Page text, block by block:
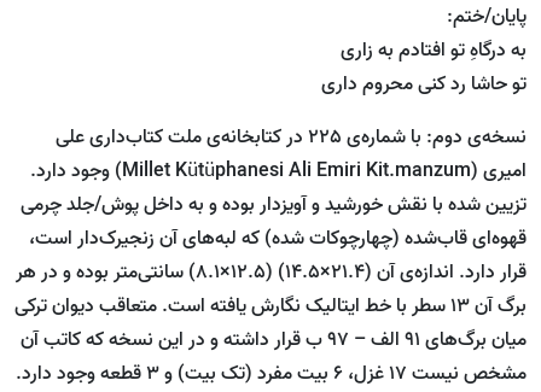
پایان/ختم:
به درگاهِ تو افتادم به زاری
تو حاشا رد کنی محروم داری
نسخه‌ی دوم: با شماره‌ی 225 در کتابخانه‌ی ملت کتاب‌داری علی
امیری (Millet Kütüphanesi Ali Emiri Kit.manzum) وجود دارد.
تزیین شده با نقش خورشید و آویزدار بوده و به داخل پوش/جلد چرمی
قهوه‌ای قاب‌‌شده (چهارچوکات شده) که لبه‌های آن زنجیرک‌دار است،
قرار دارد. اندازه‌ی آن (21.4×14.5) (12.5×8.1) سانتی‌متر بوده و در هر
برگ آن 13 سطر با خط ایتالیک نگارش یافته است. متعاقب دیوان ترکی
میان برگ‌های 91 الف – 97 ب قرار داشته و در این نسخه که کاتب آن
مشخص نیست 17 غزل، 6 بیت مفرد (تک بیت) و 3 قطعه وجود دارد.